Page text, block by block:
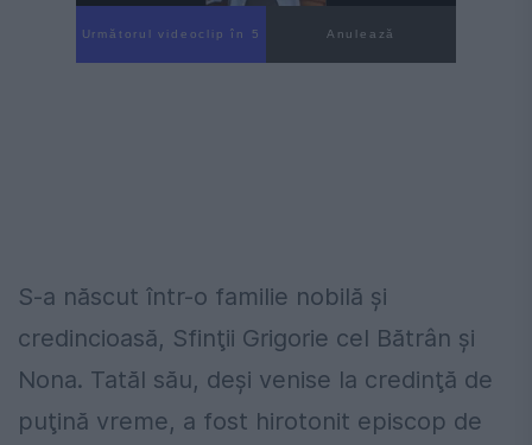
Următorul videoclip în 4 Anulează
S-a născut într-o familie nobilă și
credincioasă, Sfinţii Grigorie cel Bătrân şi
Nona. Tatăl său, deşi venise la credinţă de
puţină vreme, a fost hirotonit episcop de